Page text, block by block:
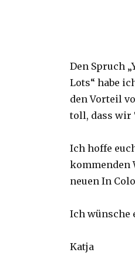
Den Spruch
Lots“ habe
den Vorteil
toll, dass wir
Ich hoffe
kommenden
neuen In
Ich wünsche
Katja